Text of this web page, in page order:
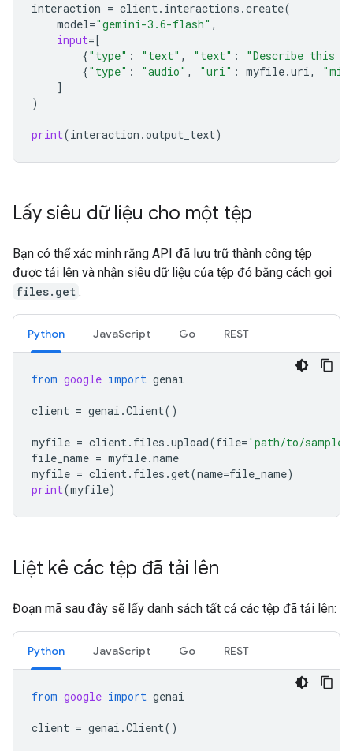
interaction = client. interactions .create(
model="gemini-3.6-flash" ,
input=[
{"type" : "text" , "text" :
"Describe this
{"type" : "audio" , "uri" : myfile.uri,
]
)
print(interaction .output_text)
Lấy siêu dữ liệu cho một tệp
Bạn có thể xác minh rằng API đã lưu trữ thành công tệp
được tải lên và nhận siêu dữ liệu của tệp đó bằng cách gọi
files.get .
Python JavaScript Go REST
from google import genai
client = genai .Client()
myfile = client. files .upload(file= 'path/to/
file_name = myfile.name
myfile = client. files .get(name=file_name)
print(myfile)
Liệt kê các tệp đã tải lên
Đoạn mã sau đây sẽ lấy danh sách tất cả các tệp đã tải lên:
Python JavaScript Go REST
from google import genai
client = genai .Client()